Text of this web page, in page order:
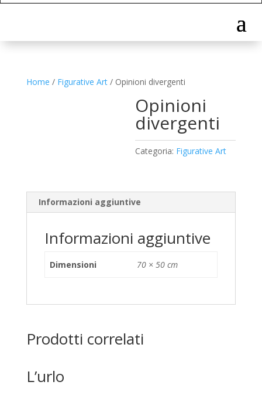
Home / Figurative Art/ Opinioni divergenti
Opinioni
divergenti
Categoria: Figurative Art
Informazioni aggiuntive
Informazioni aggiuntive
Dimensioni 70 × 50 cm
Prodotti correlati
L’urlo